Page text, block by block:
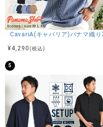
CavariA(キャバリア)パナマ織
¥4,290 (税込)
5